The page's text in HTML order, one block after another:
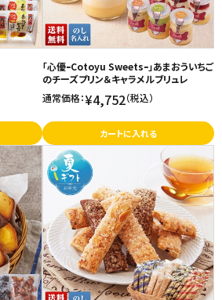
「心優ｰCotoyu Sweetsｰ」あまおういちご
のチーズプリン＆キャラメルブリュレ
通常価格：¥4,752（税込）
カートに入れる